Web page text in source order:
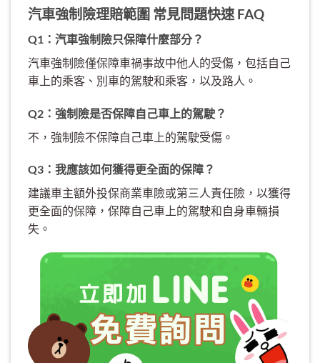
汽車強制險理賠範圍 常見問題快速 FAQ
Q1：汽車強制險只保障什麼部分？
汽車強制險僅保障車禍事故中他人的受傷，包括自己
車上的乘客、別車的駕駛和乘客，以及路人。
Q2：強制險是否保障自己車上的駕駛？
不，強制險不保障自己車上的駕駛受傷。
Q3：我應該如何獲得更全面的保障？
建議車主額外投保商業車險或第三人責任險，以獲得
更全面的保障，保障自己車上的駕駛和自身車輛損
失。